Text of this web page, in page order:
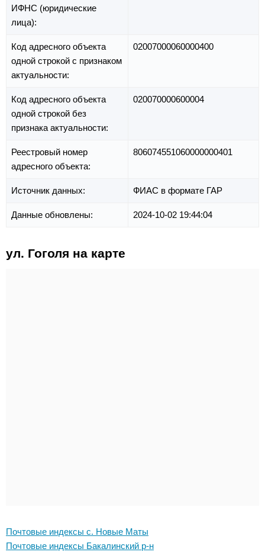
ИФНС (юридические
лица):
Код адресного объекта
одной строкой с признаком
актуальности:
02007000060000400
Код адресного объекта
одной строкой без
признака актуальности:
020070000600004
Реестровый номер
адресного объекта:
806074551060000000401
Источник данных: ФИАС в формате ГАР
Данные обновлены: 2024-10-02 19:44:04
ул. Гоголя на карте
Почтовые индексы с. Новые Маты
Почтовые индексы Бакалинский р-н